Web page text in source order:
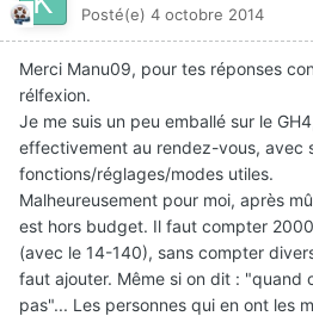
Posté(e) 4 octobre 2014
Merci Manu09, pour tes réponses
rélfexion.
Je me suis un peu emballé sur le
effectivement au rendez-vous, avec
fonctions/réglages/modes utiles.
Malheureusement pour moi, après
est hors budget. Il faut compter
(avec le 14-140), sans compter
faut ajouter. Même si on dit : "quand
pas"... Les personnes qui en ont les